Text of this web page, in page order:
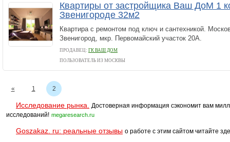
Квартиры от застройщика Ваш ДоМ 1
Звенигороде 32м2
Квартира с ремонтом под ключ и сантехникой.
Звенигород, мкр. Первомайский участок 20А.
ПРОДАВЕЦ: ГК ВАШ ДОМ
ПОЛЬЗОВАТЕЛЬ ИЗ МОСКВЫ
« 1 2
Исследование рынка.
Достоверная информация сэкономит вам
исследований! megaresearch.ru
Goszakaz. ru: реальные отзывы о работе с этим сайтом читайте